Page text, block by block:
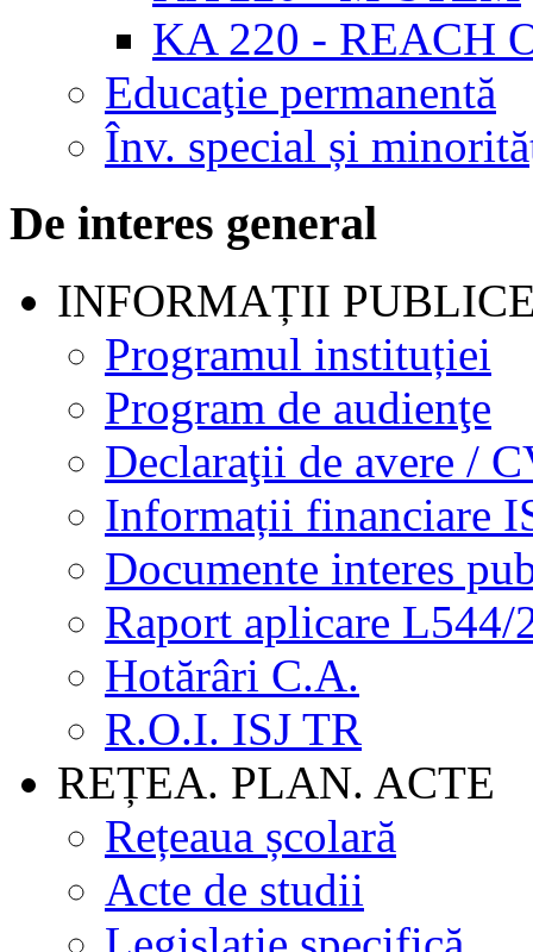
KA 220 - REACH
Educaţie permanentă
Înv. special și
De interes general
INFORMAȚII
Programul instituției
Program de audienţe
Declaraţii de avere /
Informații financiare
Documente interes
Raport aplicare L544/
Hotărâri C.A.
R.O.I. ISJ TR
REȚEA. PLAN. ACTE
Rețeaua școlară
Acte de studii